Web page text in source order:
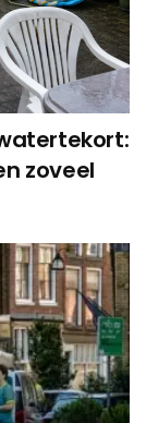
zoveel